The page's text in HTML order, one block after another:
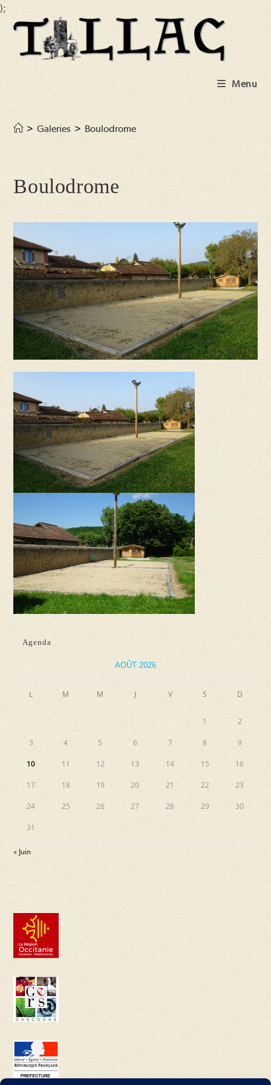
);
Skip
content
Menu
> Galeries > Boulodrome
Boulodrome
Agenda
AOÛT 2026
L M M J V S D
1 2
3 4 5 6 7 8 9
10 11 12 13 14 15 16
17 18 19 20 21 22 23
24 25 26 27 28 29 30
31
« Juin